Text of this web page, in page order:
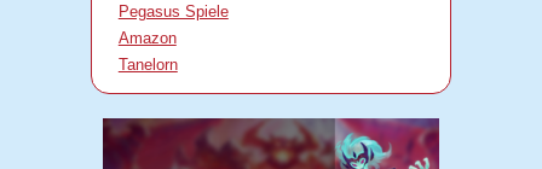
Pegasus Spiele
Amazon
Tanelorn